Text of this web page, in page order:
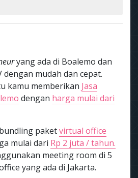
yang ada di Boalemo dan
mudah dan cepat.
kamu memberikan Jasa
dengan harga mulai dari
paketvirtual office
mulai dari Rp 2 juta / tahun.
meeting room di 5
yang ada di Jakarta.